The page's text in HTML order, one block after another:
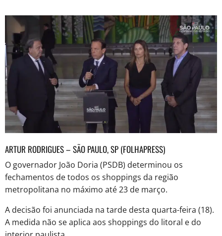
ARTUR RODRIGUES – SÃO PAULO, SP (FOLHAPRESS)
O governador João Doria (PSDB) determinou os
fechamentos de todos os shoppings da região
metropolitana no máximo até 23 de março.
A decisão foi anunciada na tarde desta quarta-feira (18).
A medida não se aplica aos shoppings do litoral e do